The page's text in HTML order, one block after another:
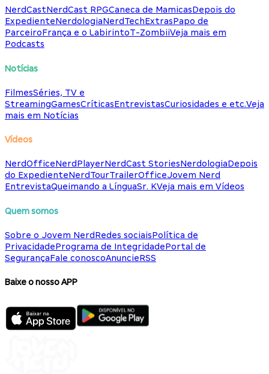
NerdCastNerdCast RPGCaneca de MamicasDepois do
ExpedienteNerdologiaNerdTechExtrasPapo de
ParceiroFrança e o LabirintoT-ZombiiVeja mais em
Podcasts
Notícias
FilmesSéries, TV e
StreamingGamesCríticasEntrevistasCuriosidades e etc.Veja
mais em Notícias
Vídeos
NerdOfficeNerdPlayerNerdCast StoriesNerdologiaDepois
do ExpedienteNerdTourTrailerOfficeJovem Nerd
EntrevistaQueimando a LínguaSr. KVeja mais em Vídeos
Quem somos
Sobre o Jovem NerdRedes sociaisPolítica de
PrivacidadePrograma de IntegridadePortal de
SegurançaFale conoscoAnuncieRSS
Baixe o nosso APP